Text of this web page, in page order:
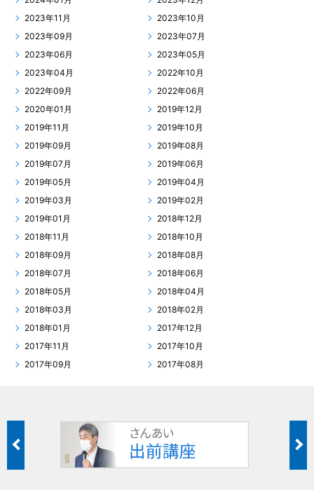
2023年11月
2023年10月
2023年09月
2023年07月
2023年06月
2023年05月
2023年04月
2022年10月
2022年09月
2022年06月
2020年01月
2019年12月
2019年11月
2019年10月
2019年09月
2019年08月
2019年07月
2019年06月
2019年05月
2019年04月
2019年03月
2019年02月
2019年01月
2018年12月
2018年11月
2018年10月
2018年09月
2018年08月
2018年07月
2018年06月
2018年05月
2018年04月
2018年03月
2018年02月
2018年01月
2017年12月
2017年11月
2017年10月
2017年09月
2017年08月